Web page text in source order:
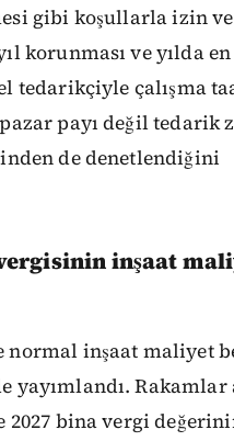
gibi koşullarla izin
korunması ve yılda en
tedarikçiyle çalışma
payı değil tedarik
de denetlendiğini
inşaat
normal inşaat maliyet
yayımlandı. Rakamlar
bina vergi